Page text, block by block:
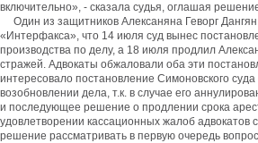
включительно», - сказала судья, оглашая
Один из защитников Алексаняна Геворг
«Интерфакса», что 14 июля суд вынес
производства по делу, а 18 июля продлил
стражей. Адвокаты обжаловали оба эти
интересовало постановление Симоновского
возобновлении дела, т.к. в случае его
и последующее решение о продлении срока
удовлетворении кассационных жалоб адвокатов
решение рассматривать в первую очередь